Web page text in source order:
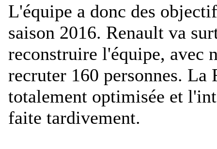
L'équipe a donc des
saison 2016. Renault va
reconstruire l'équipe, avec
recruter 160 personnes. La
totalement optimisée et
faite tardivement.